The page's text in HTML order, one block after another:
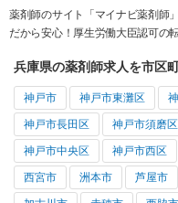
薬剤師のサイト「マイナビ薬剤師
だから安心！厚生労働大臣認可の
兵庫県の薬剤師求人を市区
神戸市 神戸市東灘区
神戸市長田区 神戸市須磨区
神戸市中央区 神戸市西区
西宮市 洲本市 芦屋市